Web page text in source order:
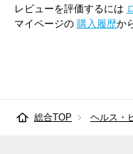
レビューを評価するには
マイページの 購入履歴か
総合TOP ヘルス・